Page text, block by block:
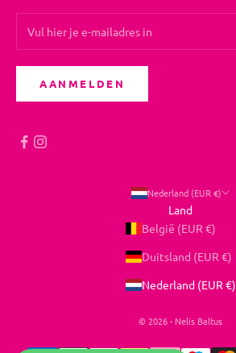
AANMELDEN
Nederland (EUR €)
Land
België (EUR €)
Duitsland (EUR €)
Nederland (EUR €)
© 2026 - Nelis Baltus